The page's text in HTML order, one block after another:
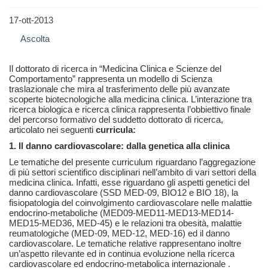
17-ott-2013
Ascolta
Il dottorato di ricerca in “Medicina Clinica e Scienze del
Comportamento” rappresenta un modello di Scienza
traslazionale che mira al trasferimento delle più avanzate
scoperte biotecnologiche alla medicina clinica. L’interazione tra
ricerca biologica e ricerca clinica rappresenta l’obbiettivo finale
del percorso formativo del suddetto dottorato di ricerca,
articolato nei seguenti curricula:
1. Il danno cardiovascolare: dalla genetica alla clinica
Le tematiche del presente curriculum riguardano l’aggregazione
di più settori scientifico disciplinari nell’ambito di vari settori della
medicina clinica. Infatti, esse riguardano gli aspetti genetici del
danno cardiovascolare (SSD MED-09, BIO12 e BIO 18), la
fisiopatologia del coinvolgimento cardiovascolare nelle malattie
endocrino-metaboliche (MED09-MED11-MED13-MED14-
MED15-MED36, MED-45) e le relazioni tra obesità, malattie
reumatologiche (MED-09, MED-12, MED-16) ed il danno
cardiovascolare. Le tematiche relative rappresentano inoltre
un’aspetto rilevante ed in continua evoluzione nella ricerca
cardiovascolare ed endocrino-metabolica internazionale .